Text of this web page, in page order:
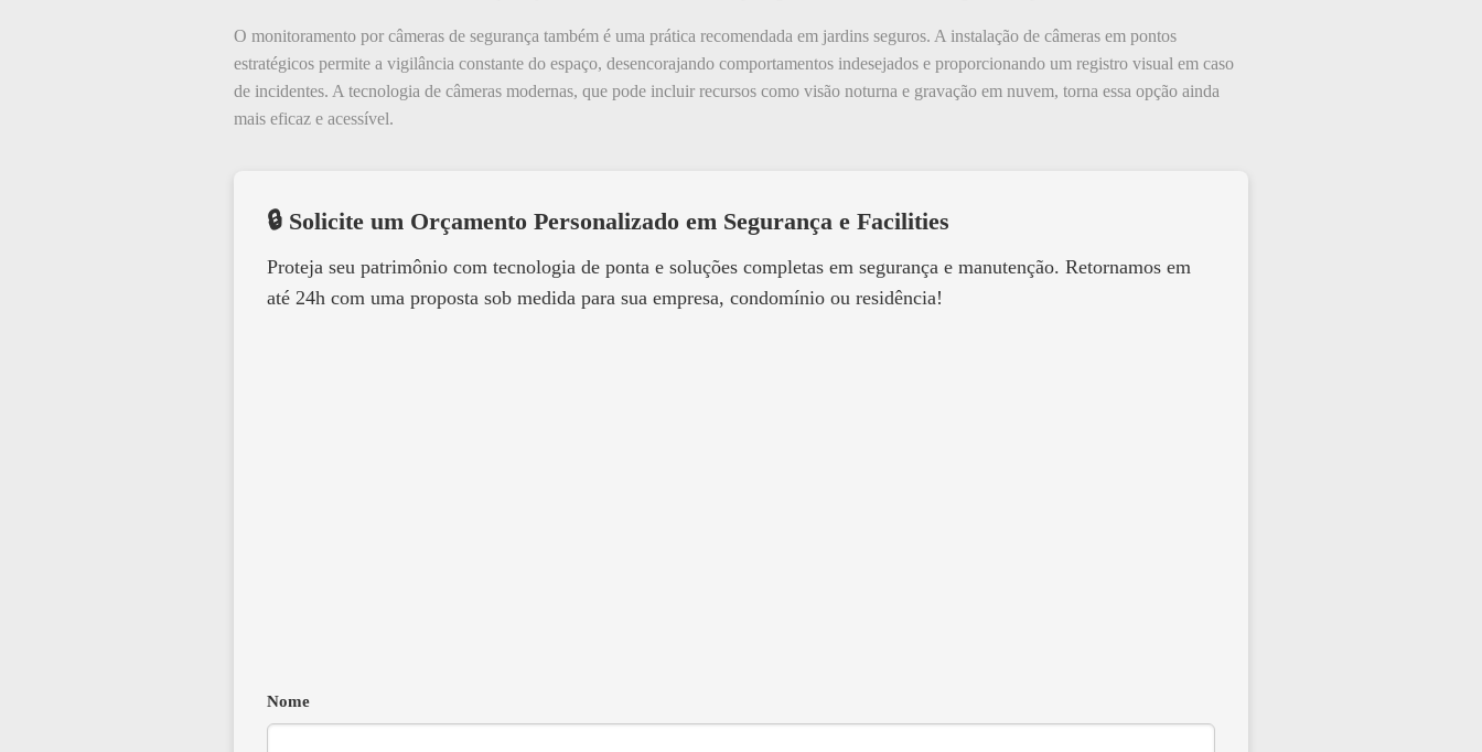
O monitoramento por câmeras de segurança também é uma prática recomendada em jardins seguros. A instalação de câmeras em pontos
estratégicos permite a vigilância constante do espaço, desencorajando comportamentos indesejados e proporcionando um registro visual em caso
de incidentes. A tecnologia de câmeras modernas, que pode incluir recursos como visão noturna e gravação em nuvem, torna essa opção ainda
mais eficaz e acessível.
🔒 Solicite um Orçamento Personalizado em Segurança e Facilities
Proteja seu patrimônio com tecnologia de ponta e soluções completas em segurança e manutenção. Retornamos em
até 24h com uma proposta sob medida para sua empresa, condomínio ou residência!
Nome